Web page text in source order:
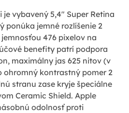
je vybavený 5,4" Super Retina
ponúka jemné rozlíšenie 2
jemnosťou 476 pixelov na
benefity patrí podpora
maximálny jas 625 nitov (v
ohromný kontrastný pomer 2
stranu zase kryje špeciálne
Ceramic Shield. Apple
odolnosť proti